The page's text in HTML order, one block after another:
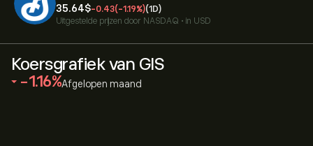
35.64‎$‎-0.43(-1.19%)(1D)
Uitgestelde prijzen door NASDAQ • in USD
Koersgrafiek van GIS
‎-1.16‎ Afgelopen maand